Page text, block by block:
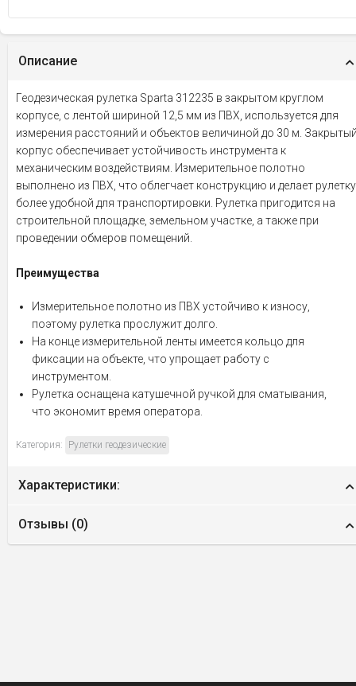
Описание
Геодезическая рулетка Sparta 312235 в закрытом круглом
корпусе, с лентой шириной 12,5 мм из ПВХ, используется для
измерения расстояний и объектов величиной до 30 м.
корпус обеспечивает устойчивость инструмента к
механическим воздействиям. Измерительное полотно
выполнено из ПВХ, что облегчает конструкцию и делает рулетку
более удобной для транспортировки. Рулетка пригодится на
строительной площадке, земельном участке, а также при
проведении обмеров помещений.
Преимущества
Измерительное полотно из ПВХ устойчиво к износу,
поэтому рулетка прослужит долго.
На конце измерительной ленты имеется кольцо для
фиксации на объекте, что упрощает работу с
инструментом.
Рулетка оснащена катушечной ручкой для сматывания,
что экономит время оператора.
Категория: Рулетки геодезические
Характеристики:
Отзывы (0)